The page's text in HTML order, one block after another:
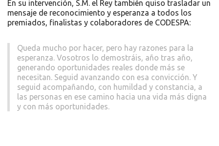
En su intervención, S.M. el Rey también quiso trasladar un
mensaje de reconocimiento y esperanza a todos los
premiados, finalistas y colaboradores de CODESPA:
Queda mucho por hacer, pero hay razones para la
esperanza. Vosotros lo demostráis, año tras año,
generando oportunidades reales donde más se
necesitan. Seguid avanzando con esa convicción. Y
seguid acompañando, con humildad y constancia, a
las personas en ese camino hacia una vida más digna
y con más oportunidades.